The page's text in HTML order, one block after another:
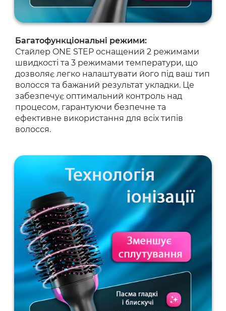
Багатофункціональні режими:
Стайлер ONE STEP оснащений 2 режимами
швидкості та 3 режимами температури, що
дозволяє легко налаштувати його під ваш тип
волосся та бажаний результат укладки. Це
забезпечує оптимальний контроль над
процесом, гарантуючи безпечне та
ефективне використання для всіх типів
волосся.